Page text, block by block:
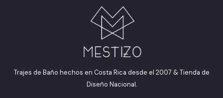
Trajes de Baño hechos en Costa Rica desde el 2007 & Tienda de
Diseño Nacional.